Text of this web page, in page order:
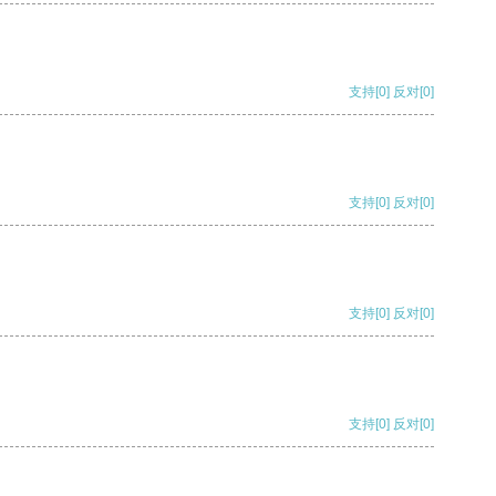
支持[0] 反对[0]
支持[0] 反对[0]
支持[0] 反对[0]
支持[0] 反对[0]